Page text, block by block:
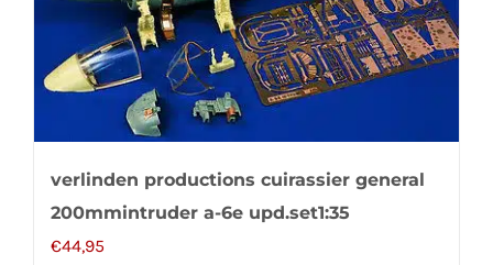
verlinden productions cuirassier general
200mmintruder a-6e upd.set1:35
€44,95